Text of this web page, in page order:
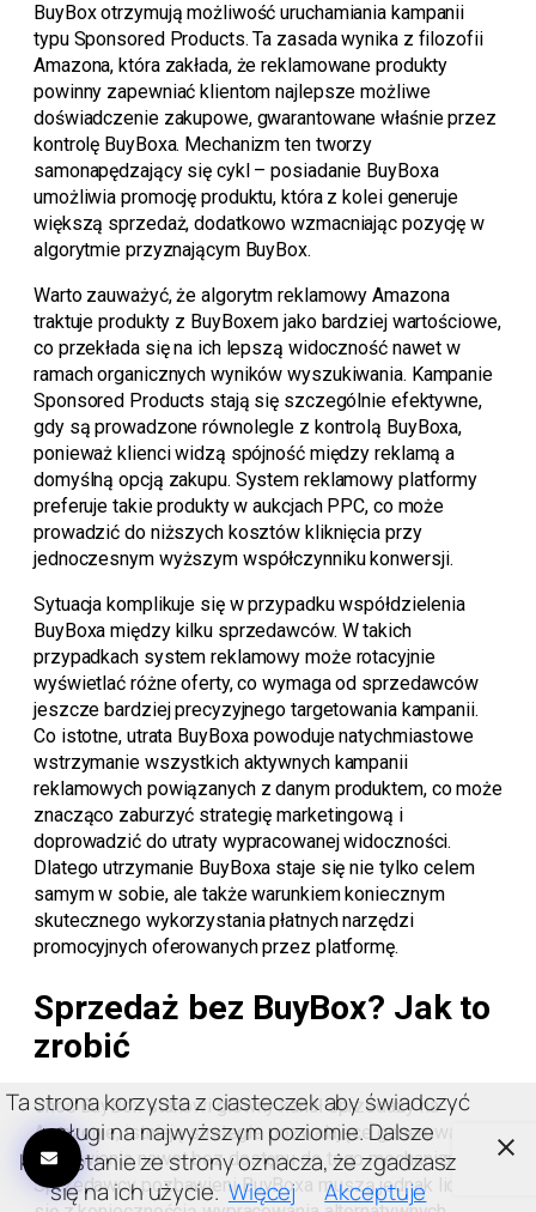
BuyBox otrzymują możliwość uruchamiania kampanii
typu Sponsored Products. Ta zasada wynika z filozofii
Amazona, która zakłada, że reklamowane produkty
powinny zapewniać klientom najlepsze możliwe
doświadczenie zakupowe, gwarantowane właśnie przez
kontrolę BuyBoxa. Mechanizm ten tworzy
samonapędzający się cykl – posiadanie BuyBoxa
umożliwia promocję produktu, która z kolei generuje
większą sprzedaż, dodatkowo wzmacniając pozycję w
algorytmie przyznającym BuyBox.
Warto zauważyć, że algorytm reklamowy Amazona
traktuje produkty z BuyBoxem jako bardziej wartościowe,
co przekłada się na ich lepszą widoczność nawet w
ramach organicznych wyników wyszukiwania. Kampanie
Sponsored Products stają się szczególnie efektywne,
gdy są prowadzone równolegle z kontrolą BuyBoxa,
ponieważ klienci widzą spójność między reklamą a
domyślną opcją zakupu. System reklamowy platformy
preferuje takie produkty w aukcjach PPC, co może
prowadzić do niższych kosztów kliknięcia przy
jednoczesnym wyższym współczynniku konwersji.
Sytuacja komplikuje się w przypadku współdzielenia
BuyBoxa między kilku sprzedawców. W takich
przypadkach system reklamowy może rotacyjnie
wyświetlać różne oferty, co wymaga od sprzedawców
jeszcze bardziej precyzyjnego targetowania kampanii.
Co istotne, utrata BuyBoxa powoduje natychmiastowe
wstrzymanie wszystkich aktywnych kampanii
reklamowych powiązanych z danym produktem, co może
znacząco zaburzyć strategię marketingową i
doprowadzić do utraty wypracowanej widoczności.
Dlatego utrzymanie BuyBoxa staje się nie tylko celem
samym w sobie, ale także warunkiem koniecznym
skutecznego wykorzystania płatnych narzędzi
promocyjnych oferowanych przez platformę.
Sprzedaż bez BuyBox? Jak to
zrobić
Choć BuyBox stanowi główny kanał sprzedaży na
Amazonie, istnieją strategie pozwalające generować
zamówienia nawet bez dostępu do tego mechanizmu.
Sprzedawcy pozbawieni BuyBoxa muszą jednak liczyć
Ta strona korzysta z ciasteczek aby świadczyć
usługi na najwyższym poziomie. Dalsze
korzystanie ze strony oznacza, że zgadzasz
się na ich użycie. Więcej Akceptuje